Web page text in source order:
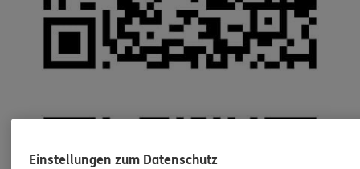
Einstellungen zum Datenschutz